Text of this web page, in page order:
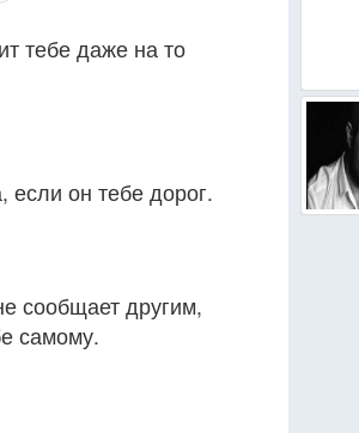
тебе даже на то
если он тебе дорог.
сообщает другим,
самому.